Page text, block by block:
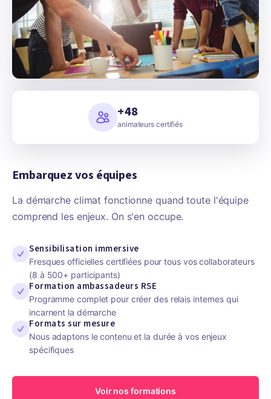
+48
animateurs certifiés
Embarquez vos équipes
La démarche climat fonctionne quand toute l'équipe
comprend les enjeux. On s'en occupe.
Sensibilisation immersive
Fresques officielles certifiées pour tous vos collaborateurs
(8 à 500+ participants)
Formation ambassadeurs RSE
Programme complet pour créer des relais internes qui
incarnent la démarche
Formats sur mesure
Nous adaptons le contenu et la durée à vos enjeux
spécifiques
Voir nos formations